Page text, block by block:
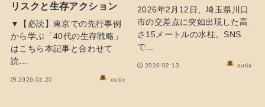
リスクと生存アクション
▼【必読】東京での先行事例
から学ぶ「40代の生存戦略」
はこちら本記事と合わせて
読...
2026-02-20 outix
2026年2月12日、埼玉県川口
市の交差点に突如出現した高
さ15メートルの水柱。SNS
で...
2026-02-13 outix